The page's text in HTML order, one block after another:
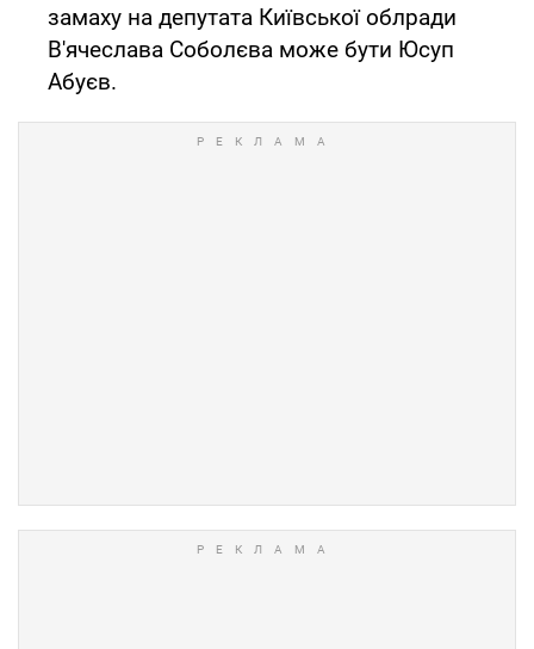
замаху на депутата Київської облради
В'ячеслава Соболєва може бути Юсуп
Абуєв.